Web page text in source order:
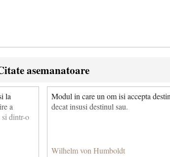
asemanatoare
la
a
si dintr-o
Modul in care un om isi accepta
decat insusi destinul sau.
Wilhelm von Humboldt